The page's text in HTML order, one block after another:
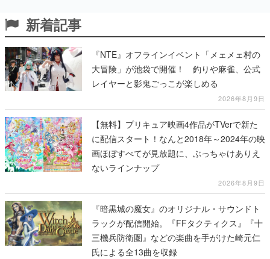
新着記事
『NTE』オフラインイベント「メェメェ村の
大冒険」が池袋で開催！ 釣りや麻雀、公式
レイヤーと影鬼ごっこが楽しめる
2026年8月9日
【無料】プリキュア映画4作品がTVerで新た
に配信スタート！なんと2018年～2024年の映
画ほぼすべてが見放題に、ぶっちゃけありえ
ないラインナップ
2026年8月9日
『暗黒城の魔女』のオリジナル・サウンドト
ラックが配信開始。『FFタクティクス』『十
三機兵防衛圏』などの楽曲を手がけた崎元仁
氏による全13曲を収録